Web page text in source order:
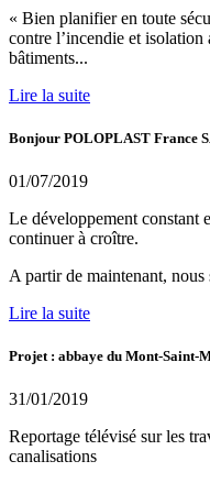
« Bien planifier en toute
contre l’incendie et
bâtiments...
Lire la suite
Bonjour POLOPLAST France
01/07/2019
Le développement constant
continuer à croître.
A partir de maintenant,
Lire la suite
Projet : abbaye du Mont-Saint-
31/01/2019
Reportage télévisé sur les
canalisations